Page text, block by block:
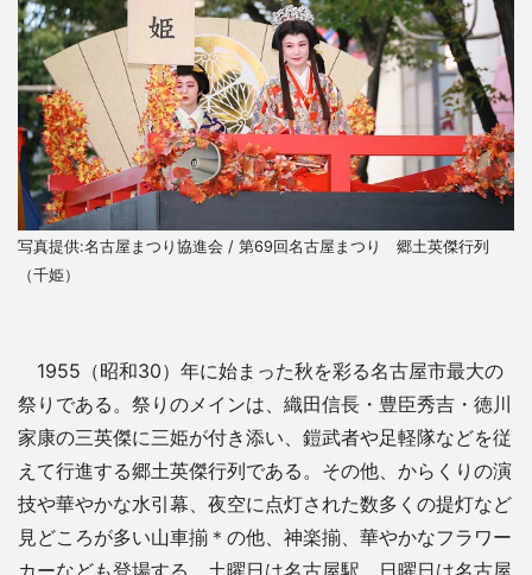
写真提供:名古屋まつり協進会 / 第69回名古屋まつり 郷土英傑行列
（千姫）
1955（昭和30）年に始まった秋を彩る名古屋市最大の
祭りである。祭りのメインは、織田信長・豊臣秀吉・徳川
家康の三英傑に三姫が付き添い、鎧武者や足軽隊などを従
えて行進する郷土英傑行列である。その他、からくりの演
技や華やかな水引幕、夜空に点灯された数多くの提灯など
見どころが多い山車揃＊の他、神楽揃、華やかなフラワー
カーなども登場する。土曜日は名古屋駅、日曜日は名古屋